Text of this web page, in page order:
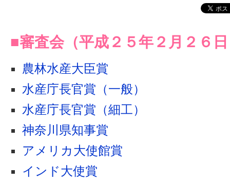
■審査会（平成２５年２月２６
農林水産大臣賞
水産庁長官賞（一般）
水産庁長官賞（細工）
神奈川県知事賞
アメリカ大使館賞
インド大使賞